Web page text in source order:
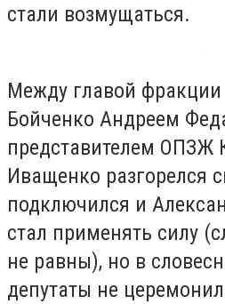
стали возмущаться.
Между главой
Бойченко Андреем
представителем ОПЗЖ
Иващенко разгорелся
подключился и
стал применять силу
не равны), но в
депутаты не